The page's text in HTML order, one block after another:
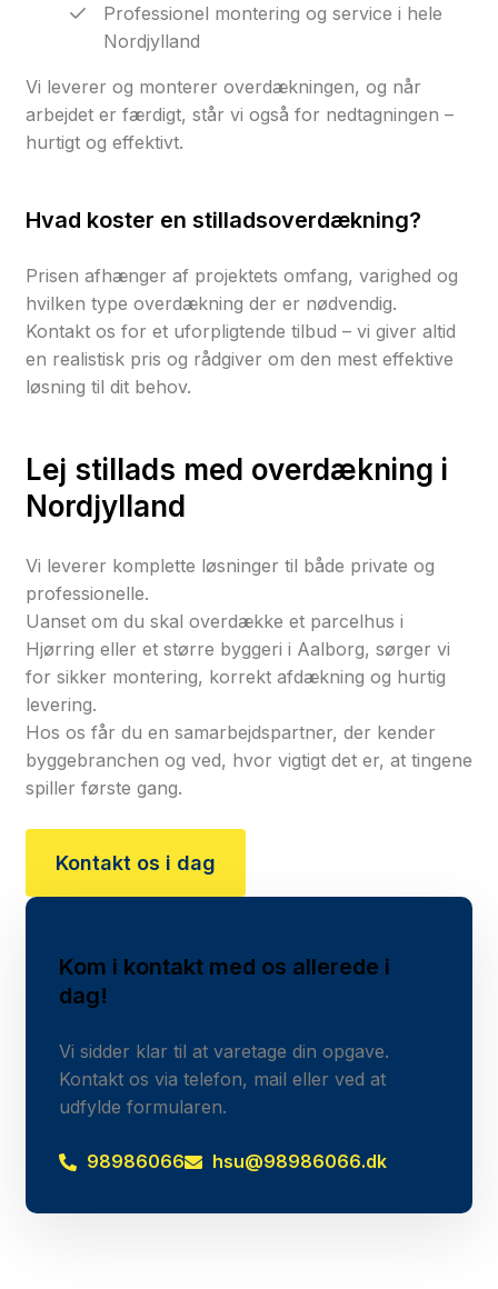
Professionel montering og service i hele
Nordjylland
Vi leverer og monterer overdækningen, og når
arbejdet er færdigt, står vi også for nedtagningen –
hurtigt og effektivt.
Hvad koster en stilladsoverdækning?
Prisen afhænger af projektets omfang, varighed og
hvilken type overdækning der er nødvendig.
Kontakt os for et uforpligtende tilbud – vi giver altid
en realistisk pris og rådgiver om den mest effektive
løsning til dit behov.
Lej stillads med overdækning i
Nordjylland
Vi leverer komplette løsninger til både private og
professionelle.
Uanset om du skal overdække et parcelhus i
Hjørring eller et større byggeri i Aalborg, sørger vi
for sikker montering, korrekt afdækning og hurtig
levering.
Hos os får du en samarbejdspartner, der kender
byggebranchen og ved, hvor vigtigt det er, at tingene
spiller første gang.
Kontakt os i dag
Kom i kontakt med os allerede i
dag!
Vi sidder klar til at varetage din opgave.
Kontakt os via telefon, mail eller ved at
udfylde formularen.
98986066 hsu@98986066.dk